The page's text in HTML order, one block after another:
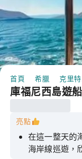
首頁 希臘 克里
庫福尼西島遊
亮點
在這一整天的
海岸線巡遊，